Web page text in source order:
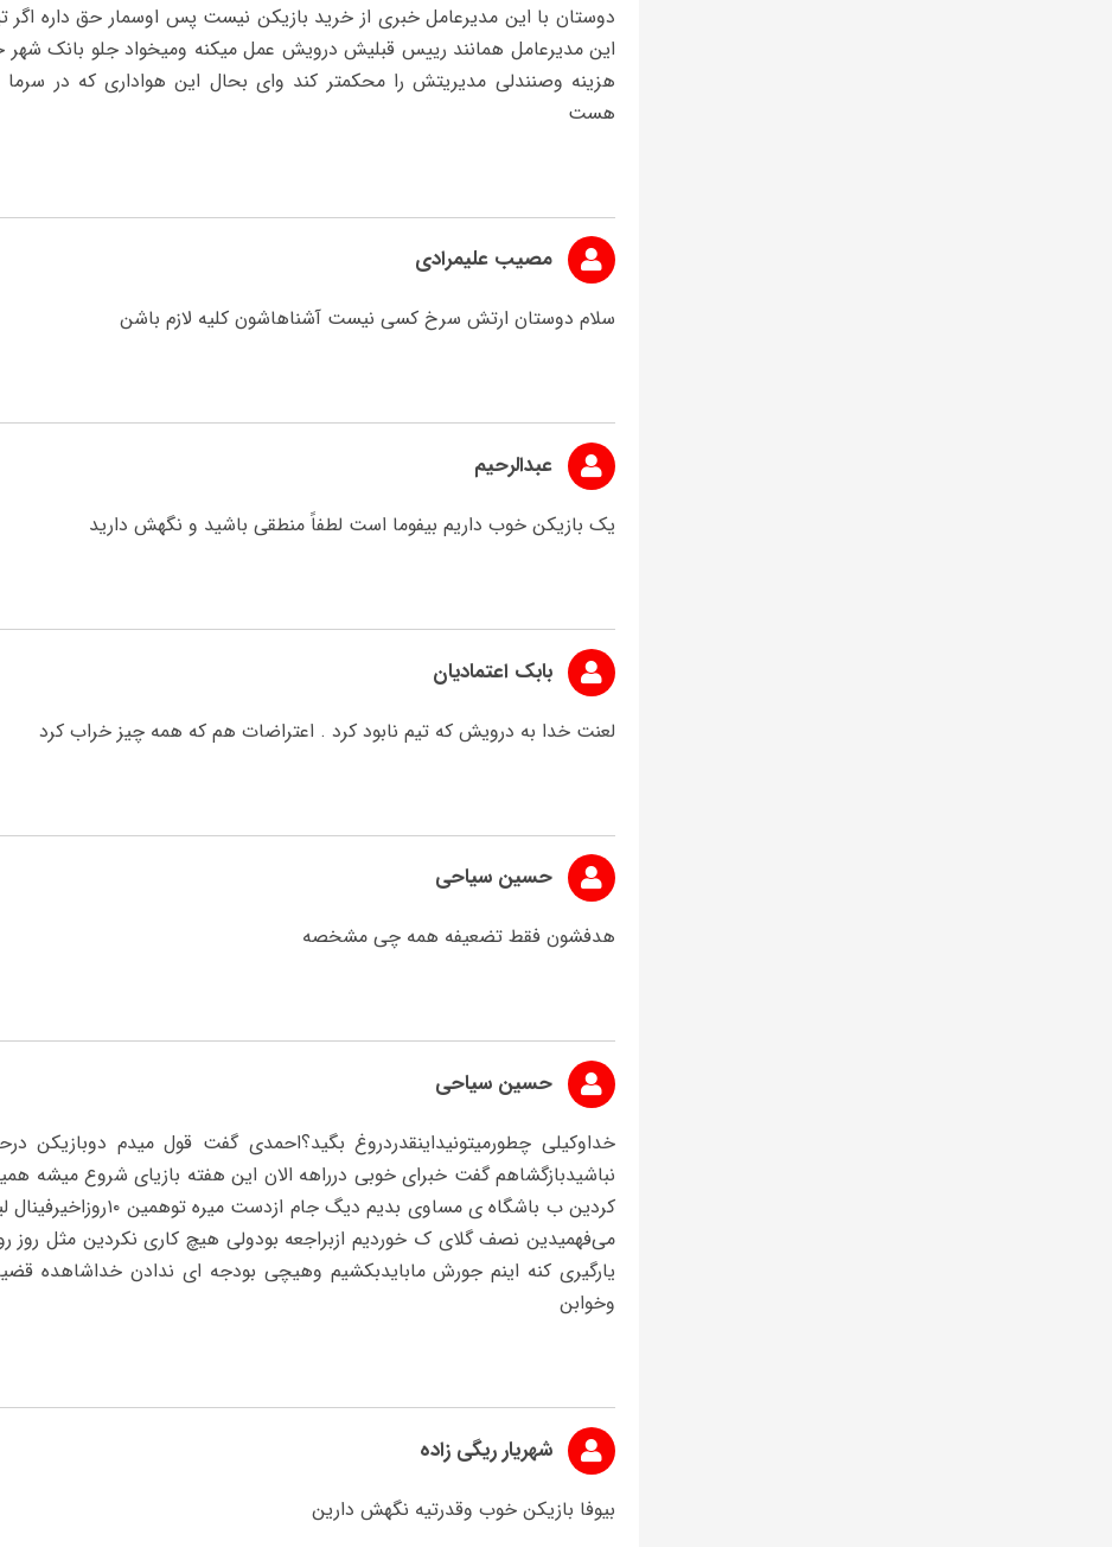
دوستان با این مدیرعامل خبری از خرید بازیکن نیست پس اوسمار حق داره
این مدیرعامل همانند رییس قبلیش درویش عمل میکنه ومیخواد جلو بانک شهر
هزینه وصنندلی مدیریتش را محکمتر کند وای بحال این هواداری که در
هست
مصیب علیمرادی
سلام دوستان ارتش سرخ کسی نیست آشناهاشون کلیه لازم باشن
عبدالرحیم
یک بازیکن خوب داریم بیفوما است لطفاً منطقی باشید و نگهش دارید
بابک اعتمادیان
لعنت خدا به درویش که تیم نابود کرد . اعتراضات هم که همه چیز خراب کرد
حسین سیاحی
هدفشون فقط تضعیفه همه چی مشخصه
حسین سیاحی
خداوکیلی چطورمیتونیداینقدردروغ بگید؟احمدی گفت قول میدم دوبازیکن
نباشیدبازگشاهم گفت خبرای خوبی درراهه الان این هفته بازیای شروع میشه
کردین ب باشگاه ی مساوی
می‌فهمیدین نصف گلای ک خوردیم ازبراجعه بودولی هیچ کاری نکردین مثل
یارگیری کنه اینم جورش مابایدبکشیم وهیچی بودجه ای ندادن خداشاهده
وخوابن
شهریار ریگی زاده
بیوفا بازیکن خوب وقدرتیه نگهش دارین